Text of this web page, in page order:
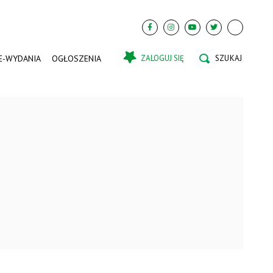
WYDANIA OGŁOSZENIA ZALOGUJ SIĘ